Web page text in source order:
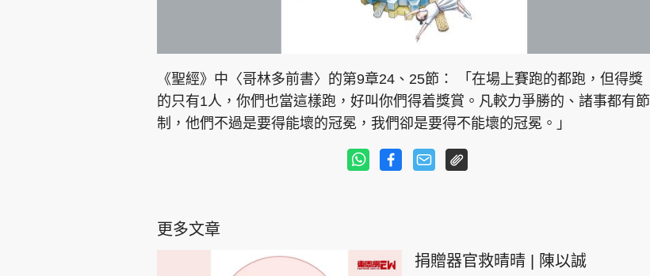
《聖經》中〈哥林多前書〉的第9章24、25節： 「在場上賽跑的都跑，但得獎
的只有1人，你們也當這樣跑，好叫你們得着獎賞。凡較力爭勝的、諸事都有節
制，他們不過是要得能壞的冠冕，我們卻是要得不能壞的冠冕。」
更多文章
捐贈器官救晴晴 | 陳以誠